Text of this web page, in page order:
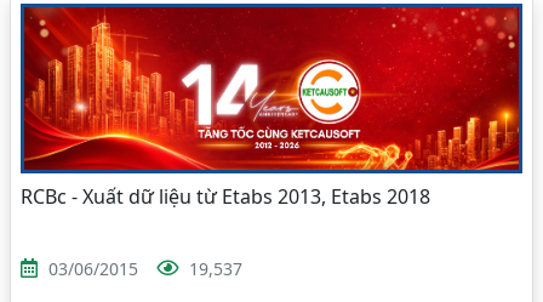
RCBc - Xuất dữ liệu từ Etabs 2013, Etabs 2018
03/06/2015 19,537